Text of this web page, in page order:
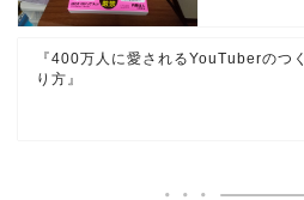
『400万人に愛されるYouTuberのつく
り方』